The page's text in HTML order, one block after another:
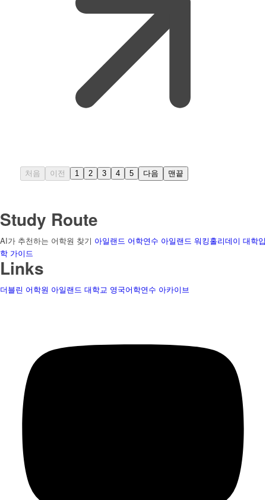
처음 이전 1 2 3 4 5 다음 맨끝
Study Route
AI가 추천하는 어학원 찾기 아일랜드 어학연수 아일랜드 워킹홀리데이 대학입
학 가이드
Links
더블린 어학원 아일랜드 대학교 영국어학연수 아카이브